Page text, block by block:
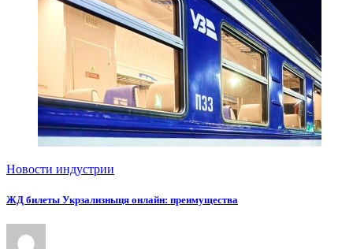
Новости индустрии
ЖД билеты Укрзализныця онлайн: преимущества